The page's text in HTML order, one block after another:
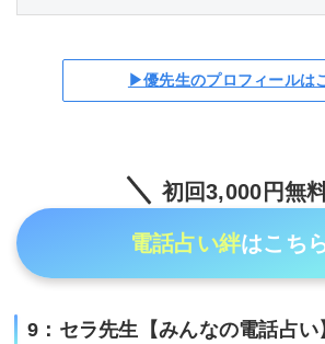
▶優先生のプロフィールは
初回3,000円無
電話占い絆はこち
9：セラ先生【みんなの電話占い